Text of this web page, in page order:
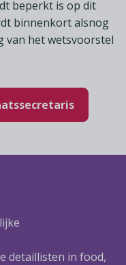
beperkt is op dit
binnenkort alsnog
van het wetsvoorstel
detaillisten in food,